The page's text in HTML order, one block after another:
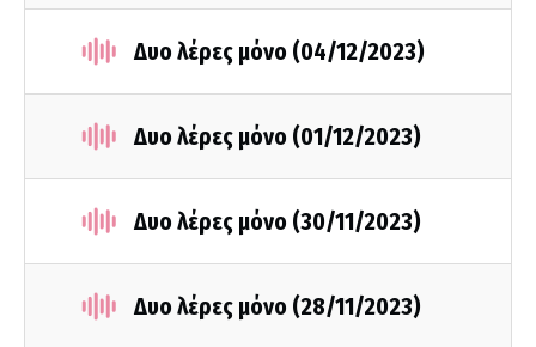
Δυο λέρες μόνο (04/12/2023)
Δυο λέρες μόνο (01/12/2023)
Δυο λέρες μόνο (30/11/2023)
Δυο λέρες μόνο (28/11/2023)